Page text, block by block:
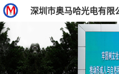
深圳市奥马哈光电有限